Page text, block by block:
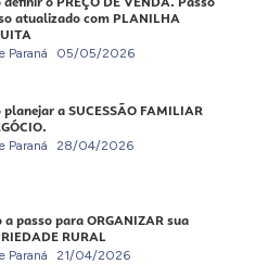
atualizado com PLANILHA
Paraná 05/05/2026
planejar a SUCESSÃO FAMILIAR
Paraná 28/04/2026
a passo para ORGANIZAR sua
RURAL
Paraná 21/04/2026